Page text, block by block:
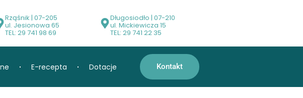
Rząśnik | 07-205
ul. Jesionowa 65
TEL: 29 741 98 69
Długosiodło | 07-210
ul. Mickiewicza 15
TEL: 29 741 22 35
E-recepta Dotacje Kontakt